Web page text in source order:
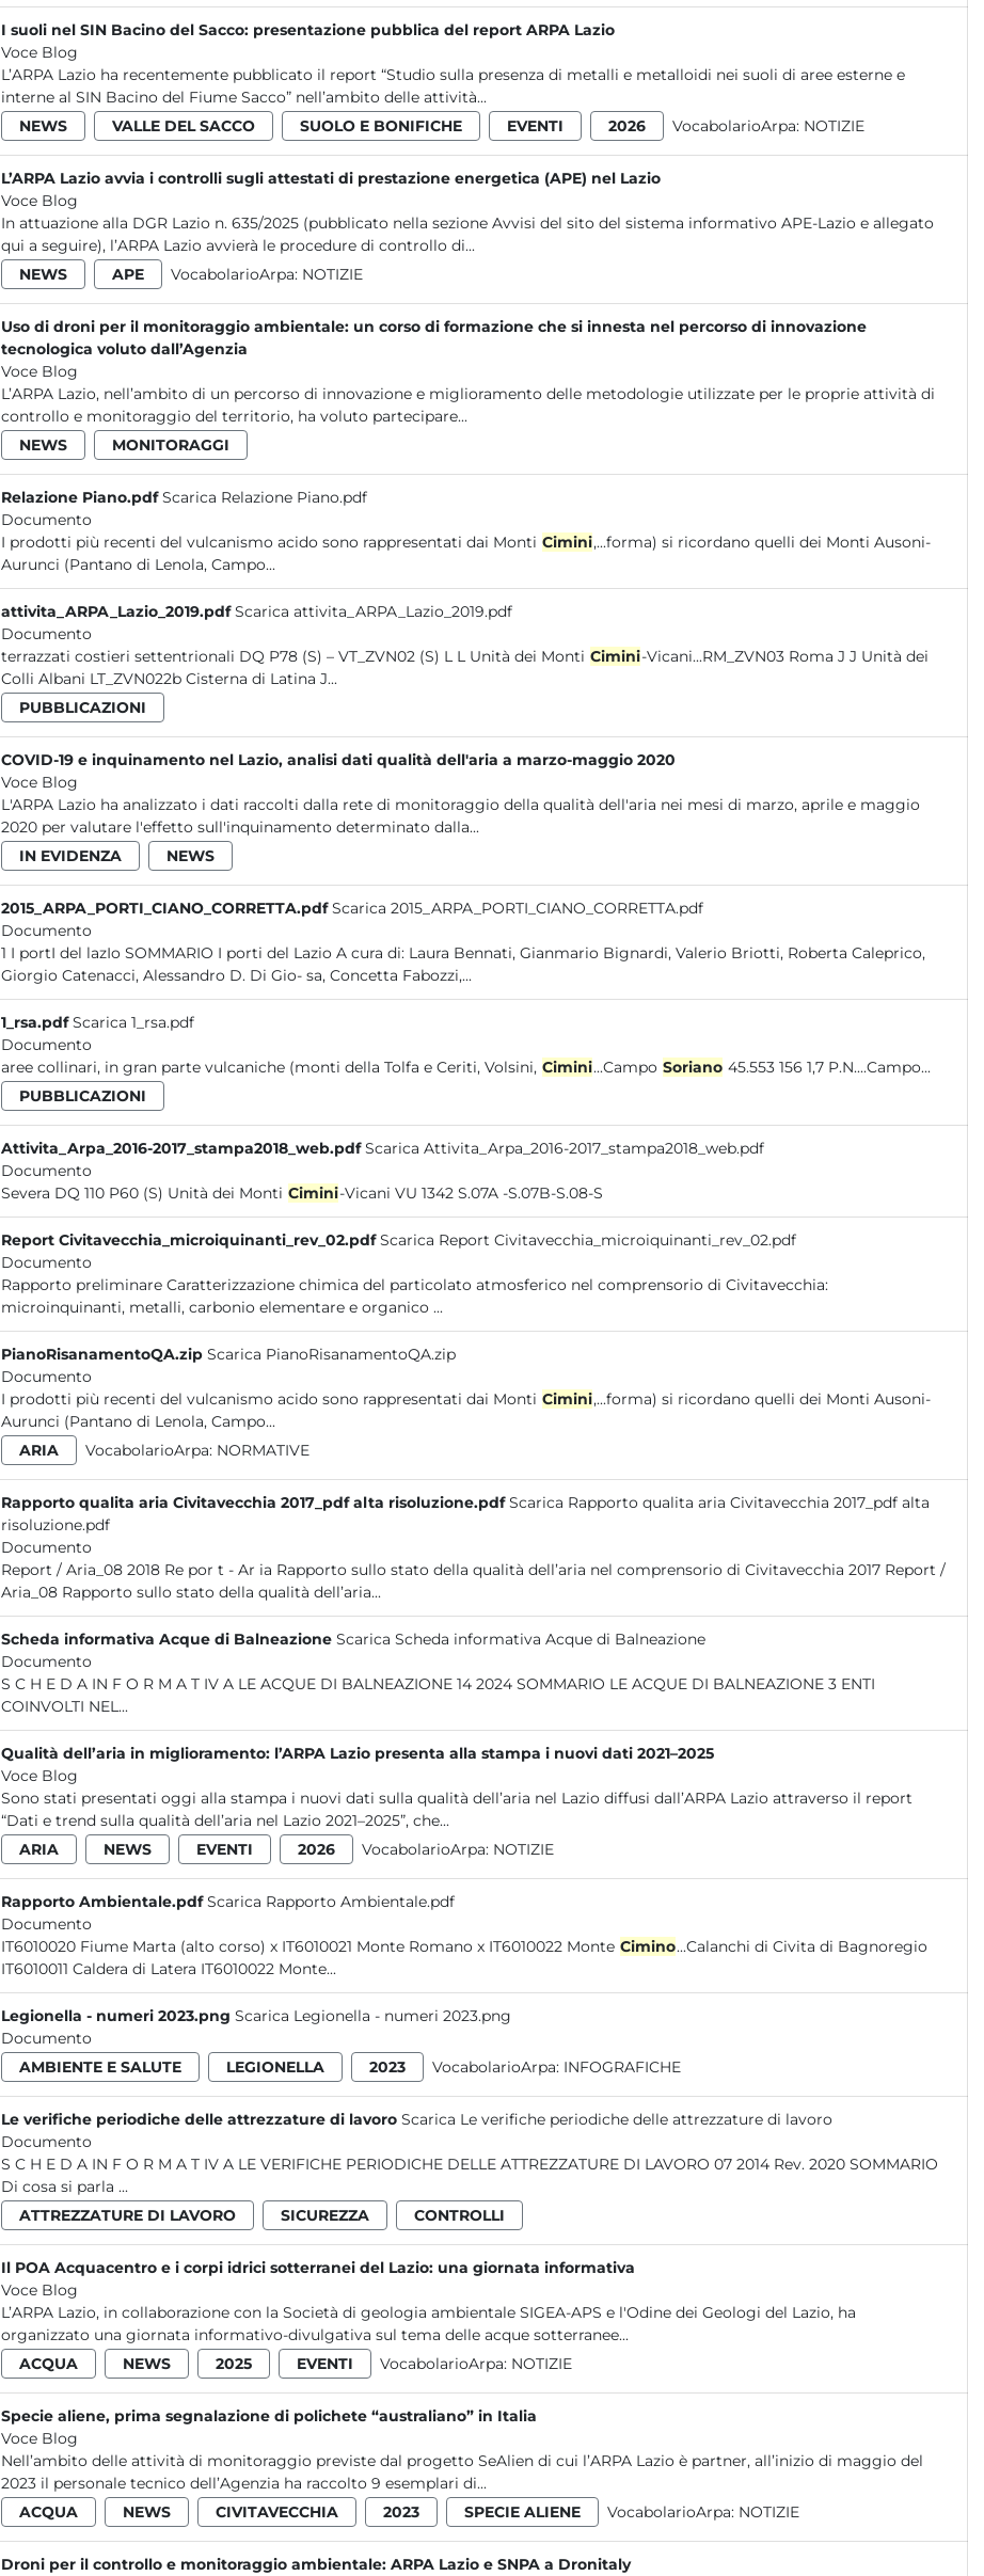
I suoli nel SIN Bacino del Sacco: presentazione pubblica del report ARPA Lazio
Voce Blog
L’ARPA Lazio ha recentemente pubblicato il report “Studio sulla presenza di metalli e metalloidi nei suoli di aree esterne e
interne al SIN Bacino del Fiume Sacco” nell’ambito delle attività...
NEWS
VALLE DEL SACCO SUOLO E BONIFICHE EVENTI 2026 VocabolarioArpa: NOTIZIE
L’ARPA Lazio avvia i controlli sugli attestati di prestazione energetica (APE) nel Lazio
Voce Blog
In attuazione alla DGR Lazio n. 635/2025 (pubblicato nella sezione Avvisi del sito del sistema informativo APE-Lazio e allegato
qui a seguire), l’ARPA Lazio avvierà le procedure di controllo di...
NEWS
APE VocabolarioArpa: NOTIZIE
Uso di droni per il monitoraggio ambientale: un corso di formazione che si innesta nel percorso di innovazione
tecnologica voluto dall’Agenzia
Voce Blog
L’ARPA Lazio, nell’ambito di un percorso di innovazione e miglioramento delle metodologie utilizzate per le proprie attività di
controllo e monitoraggio del territorio, ha voluto partecipare...
NEWS
MONITORAGGI
Relazione Piano.pdf Scarica Relazione Piano.pdf
Documento
I prodotti più recenti del vulcanismo acido sono rappresentati dai Monti Cimini,...forma) si ricordano quelli dei Monti Ausoni-
Aurunci (Pantano di Lenola, Campo...
attivita_ARPA_Lazio_2019.pdf Scarica attivita_ARPA_Lazio_2019.pdf
Documento
terrazzati costieri settentrionali DQ P78 (S) – VT_ZVN02 (S) L L Unità dei Monti Cimini-Vicani...RM_ZVN03 Roma J J Unità dei
Colli Albani LT_ZVN022b Cisterna di Latina J...
PUBBLICAZIONI
COVID-19 e inquinamento nel Lazio, analisi dati qualità dell'aria a marzo-maggio 2020
Voce Blog
L'ARPA Lazio ha analizzato i dati raccolti dalla rete di monitoraggio della qualità dell'aria nei mesi di marzo, aprile e maggio
2020 per valutare l'effetto sull'inquinamento determinato dalla...
IN EVIDENZA
NEWS
2015_ARPA_PORTI_CIANO_CORRETTA.pdf Scarica 2015_ARPA_PORTI_CIANO_CORRETTA.pdf
Documento
1 I portI del lazIo SOMMARIO I porti del Lazio A cura di: Laura Bennati, Gianmario Bignardi, Valerio Briotti, Roberta Caleprico,
Giorgio Catenacci, Alessandro D. Di Gio- sa, Concetta Fabozzi,...
1_rsa.pdf Scarica 1_rsa.pdf
Documento
aree collinari, in gran parte vulcaniche (monti della Tolfa e Ceriti, Volsini, Cimini...Campo Soriano
45.553 156 1,7 P.N....Campo...
PUBBLICAZIONI
Attivita_Arpa_2016-2017_stampa2018_web.pdf Scarica Attivita_Arpa_2016-2017_stampa2018_web.pdf
Documento
Severa DQ 110 P60 (S) Unità dei Monti Cimini-Vicani VU 1342 S.07A -S.07B-S.08-S
Report Civitavecchia_microiquinanti_rev_02.pdf Scarica Report Civitavecchia_microiquinanti_rev_02.pdf
Documento
Rapporto preliminare Caratterizzazione chimica del particolato atmosferico nel comprensorio di Civitavecchia:
microinquinanti, metalli, carbonio elementare e organico ...
PianoRisanamentoQA.zip Scarica PianoRisanamentoQA.zip
Documento
I prodotti più recenti del vulcanismo acido sono rappresentati dai Monti Cimini,...forma) si ricordano quelli dei Monti Ausoni-
Aurunci (Pantano di Lenola, Campo...
ARIA
VocabolarioArpa: NORMATIVE
Rapporto qualita aria Civitavecchia 2017_pdf alta risoluzione.pdf Scarica Rapporto qualita aria Civitavecchia 2017_pdf alta
risoluzione.pdf
Documento
Report / Aria_08 2018 Re por t - Ar ia Rapporto sullo stato della qualità dell’aria nel comprensorio di Civitavecchia 2017 Report /
Aria_08 Rapporto sullo stato della qualità dell’aria...
Scheda informativa Acque di Balneazione Scarica Scheda informativa Acque di Balneazione
Documento
S C H E D A IN F O R M A T IV A LE ACQUE DI BALNEAZIONE 14 2024 SOMMARIO LE ACQUE DI BALNEAZIONE 3 ENTI
COINVOLTI NEL...
Qualità dell’aria in miglioramento: l’ARPA Lazio presenta alla stampa i nuovi dati 2021–2025
Voce Blog
Sono stati presentati oggi alla stampa i nuovi dati sulla qualità dell’aria nel Lazio diffusi dall’ARPA Lazio attraverso il report
“Dati e trend sulla qualità dell’aria nel Lazio 2021–2025”, che...
ARIA
NEWS EVENTI 2026 VocabolarioArpa: NOTIZIE
Rapporto Ambientale.pdf Scarica Rapporto Ambientale.pdf
Documento
IT6010020 Fiume Marta (alto corso) x IT6010021 Monte Romano x IT6010022 Monte Cimino...Calanchi di Civita di Bagnoregio
IT6010011 Caldera di Latera IT6010022 Monte...
Legionella - numeri 2023.png Scarica Legionella - numeri 2023.png
Documento
AMBIENTE E SALUTE
LEGIONELLA 2023 VocabolarioArpa: INFOGRAFICHE
Le verifiche periodiche delle attrezzature di lavoro Scarica Le verifiche periodiche delle attrezzature di lavoro
Documento
S C H E D A IN F O R M A T IV A LE VERIFICHE PERIODICHE DELLE ATTREZZATURE DI LAVORO 07 2014 Rev. 2020 SOMMARIO
Di cosa si parla ...
ATTREZZATURE DI LAVORO
SICUREZZA CONTROLLI
Il POA Acquacentro e i corpi idrici sotterranei del Lazio: una giornata informativa
Voce Blog
L’ARPA Lazio, in collaborazione con la Società di geologia ambientale SIGEA-APS e l'Odine dei Geologi del Lazio, ha
organizzato una giornata informativo-divulgativa sul tema delle acque sotterranee...
ACQUA
NEWS 2025 EVENTI VocabolarioArpa: NOTIZIE
Specie aliene, prima segnalazione di polichete “australiano” in Italia
Voce Blog
Nell’ambito delle attività di monitoraggio previste dal progetto SeAlien di cui l’ARPA Lazio è partner, all’inizio di maggio del
2023 il personale tecnico dell’Agenzia ha raccolto 9 esemplari di...
ACQUA
NEWS CIVITAVECCHIA 2023 SPECIE ALIENE VocabolarioArpa: NOTIZIE
Droni per il controllo e monitoraggio ambientale: ARPA Lazio e SNPA a Dronitaly